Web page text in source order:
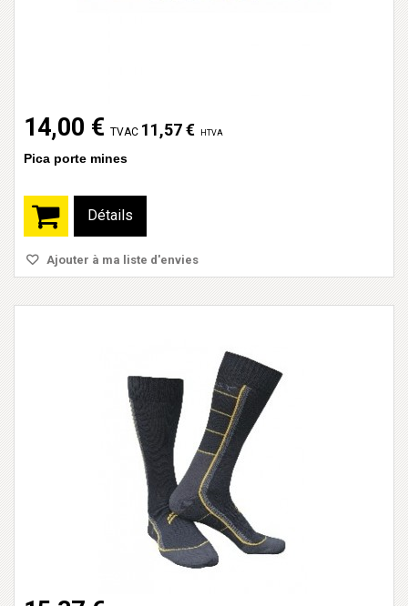
14,00 € TVAC 11,57 € HTVA
Pica porte mines
Détails
Ajouter à ma liste d'envies